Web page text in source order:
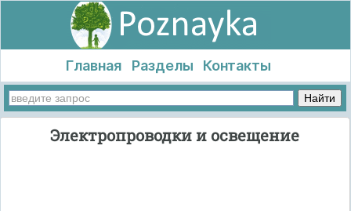
Главная Разделы Контакты
Электропроводки и освещение